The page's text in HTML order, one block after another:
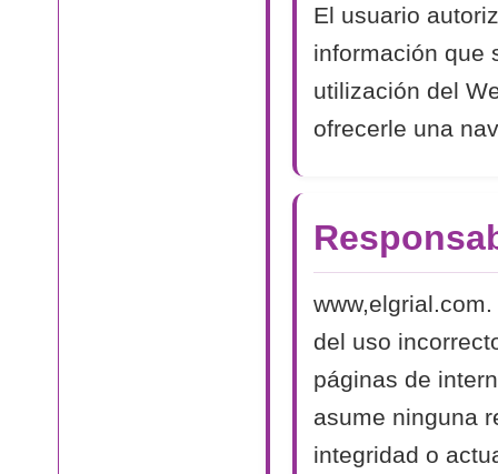
El usuario
información que
utilización del
ofrecerle una
del uso
páginas de
asume ninguna
integridad o